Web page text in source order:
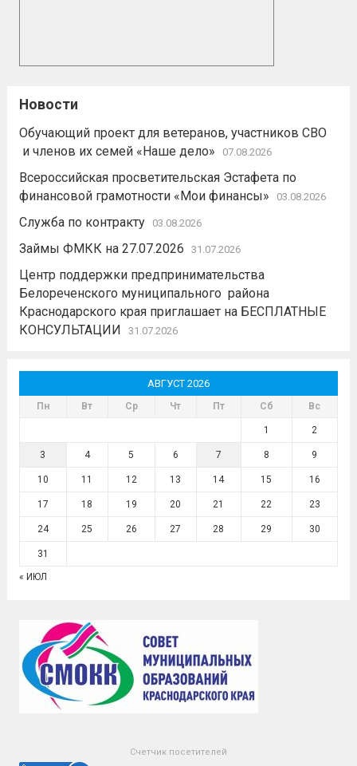
Новости
Обучающий проект для ветеранов, участников СВО
и членов их семей «Наше дело»
07.08.2026
Всероссийская просветительская Эстафета по
финансовой грамотности «Мои финансы»
03.08.2026
Служба по контракту 03.08.2026
Займы ФМКК на 27.07.2026 31.07.2026
Центр поддержки предпринимательства
Белореченского муниципального района
Краснодарского края приглашает на БЕСПЛАТНЫЕ
КОНСУЛЬТАЦИИ
31.07.2026
АВГУСТ 2026
Пн Вт Ср Чт Пт Сб Вс
1 2
3 4 5 6 7 8 9
10 11 12 13 14 15 16
17 18 19 20 21 22 23
24 25 26 27 28 29 30
31
« ИЮЛ
Счетчик посетителей